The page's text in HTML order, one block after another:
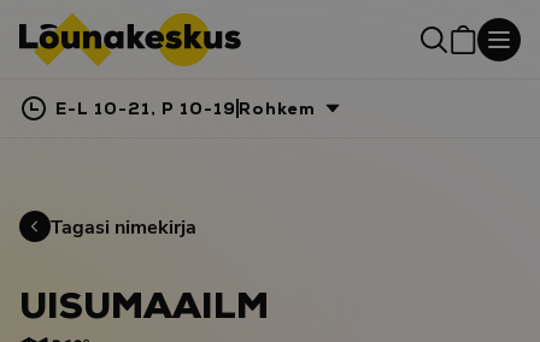
E-L 10-21, P 10-19 Rohkem
Tagasi nimekirja
UISUMAAILM